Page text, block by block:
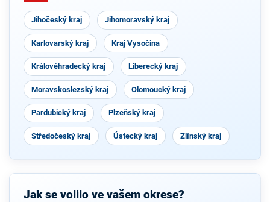
Jihočeský kraj Jihomoravský kraj
Karlovarský kraj Kraj Vysočina
Královéhradecký kraj Liberecký kraj
Moravskoslezský kraj Olomoucký kraj
Pardubický kraj Plzeňský kraj
Středočeský kraj Ústecký kraj Zlínský kraj
Jak se volilo ve vašem okrese?